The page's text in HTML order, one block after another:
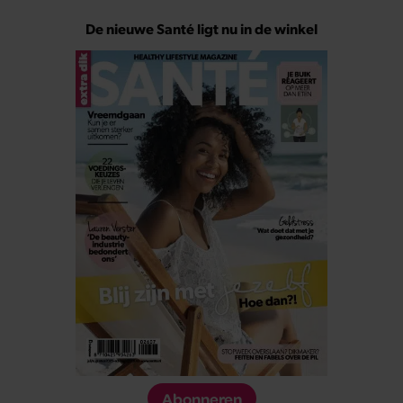
De nieuwe Santé ligt nu in de winkel
Abonneren